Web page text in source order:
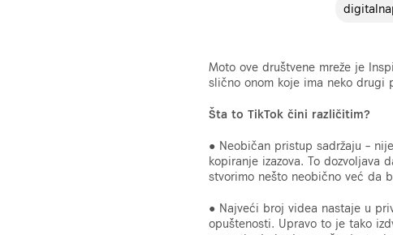
Moto ove društvene mreže je
slično onom koje ima neko drugi
Šta to TikTok čini različitim?
● Neobičan pristup sadržaju –
kopiranje izazova. To dozvoljava
stvorimo nešto neobično već da
● Najveći broj videa nastaje u
opuštenosti. Upravo to je tako